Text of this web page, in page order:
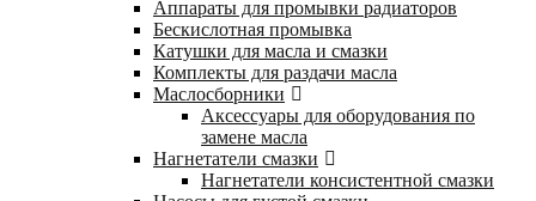
Аппараты для промывки радиаторов
Бескислотная промывка
Катушки для масла и смазки
Комплекты для раздачи масла
Маслосборники
Аксессуары для оборудования по
замене масла
Нагнетатели смазки
Нагнетатели консистентной смазки